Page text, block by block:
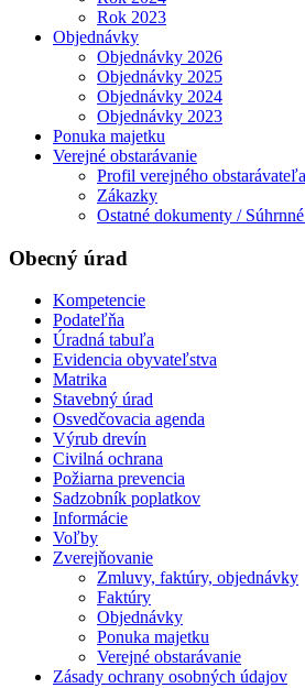
Rok 2023
Objednávky
Objednávky 2026
Objednávky 2025
Objednávky 2024
Objednávky 2023
Ponuka majetku
Verejné obstarávanie
Profil verejného obstarávateľa
Zákazky
Ostatné dokumenty /
Obecný úrad
Kompetencie
Podateľňa
Úradná tabuľa
Evidencia obyvateľstva
Matrika
Stavebný úrad
Osvedčovacia agenda
Výrub drevín
Civilná ochrana
Požiarna prevencia
Sadzobník poplatkov
Informácie
Voľby
Zverejňovanie
Zmluvy, faktúry, objednávky
Faktúry
Objednávky
Ponuka majetku
Verejné obstarávanie
Zásady ochrany osobných údajov